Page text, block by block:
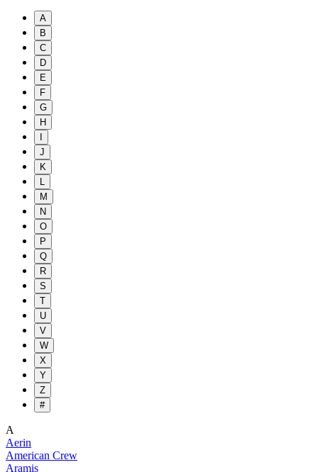
A
B
C
D
E
F
G
H
J
K
L
M
N
O
P
Q
R
S
T
U
V
W
X
Y
Z
#
A
Aerin
American Crew
Aramis